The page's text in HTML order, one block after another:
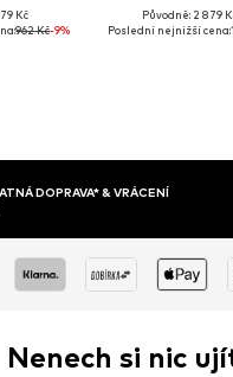
Kč
962 Kč-9%
Původně: 2 879
Poslední nejnižší cena:
& VRÁCENÍ
Nenech si nic